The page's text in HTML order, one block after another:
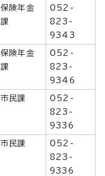
保険年金
課
052-
823-
9343
保険年金
課
052-
823-
9346
市民課
052-
823-
9336
市民課
052-
823-
9336